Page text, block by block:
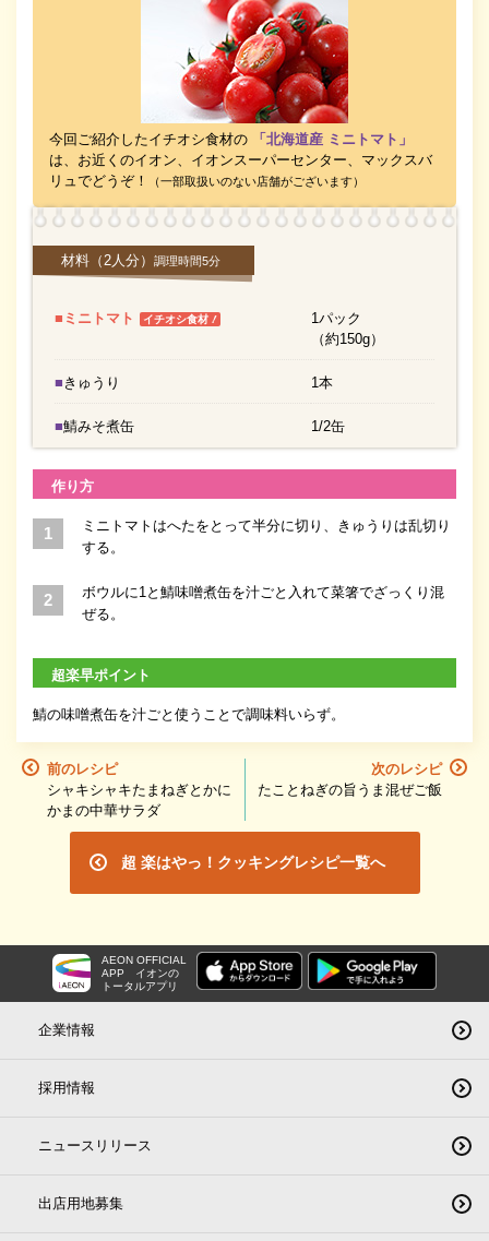
今回ご紹介したイチオシ食材の
「北海道産 ミニトマト」
は、お近くのイオン、イオンスーパーセンター、マックスバ
リュでどうぞ！
（一部取扱いのない店舗がございます）
材料 （2人分） 調理時間5分
■ミニトマト イチオシ食材！
1パック
（約150g）
■きゅうり 1本
■鯖みそ煮缶 1/2缶
作り方
ミニトマトはへたをとって半分に切り、きゅうりは乱切り
する。
ボウルに1と鯖味噌煮缶を汁ごと入れて菜箸でざっくり混
ぜる。
超楽早ポイント
鯖の味噌煮缶を汁ごと使うことで調味料いらず。
前のレシピ
シャキシャキたまねぎとかに
かまの中華サラダ
次のレシピ
たことねぎの旨うま混ぜご飯
超 楽はやっ！クッキングレシピ一覧へ
AEON OFFICIAL
APP
イオンの
トータルアプリ
企業情報
採用情報
ニュースリリース
出店用地募集